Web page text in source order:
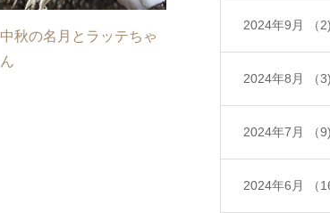
中秋の名月とラッテちゃ
ん
2024年9月 （2)
2024年8月 （3)
2024年7月 （9)
2024年6月 （